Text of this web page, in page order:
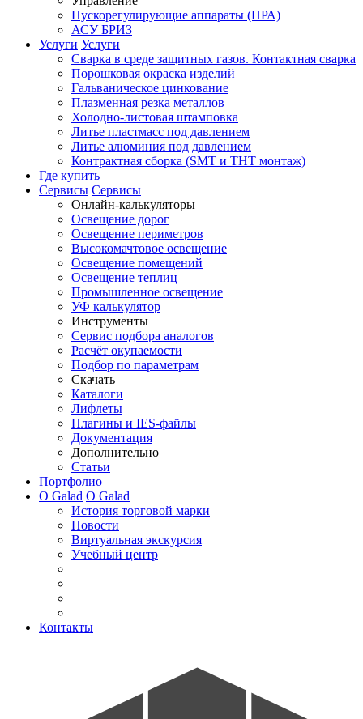
Пускорегулирующие аппараты (ПРА)
АСУ БРИЗ
Услуги Услуги
Сварка в среде защитных газов. Контактная сварка
Порошковая окраска изделий
Гальваническое цинкование
Плазменная резка металлов
Холодно-листовая штамповка
Литье пластмасс под давлением
Литье алюминия под давлением
Контрактная сборка (SMT и THT монтаж)
Где купить
Сервисы Сервисы
Онлайн-калькуляторы
Освещение дорог
Освещение периметров
Высокомачтовое освещение
Освещение помещений
Освещение теплиц
Промышленное освещение
УФ калькулятор
Инструменты
Сервис подбора аналогов
Расчёт окупаемости
Подбор по параметрам
Скачать
Каталоги
Лифлеты
Плагины и IES-файлы
Документация
Дополнительно
Статьи
Портфолио
О Galad О Galad
История торговой марки
Новости
Виртуальная экскурсия
Учебный центр
Контакты